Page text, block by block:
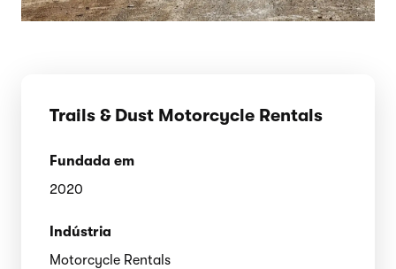
Trails & Dust Motorcycle Rentals
Fundada em
2020
Indústria
Motorcycle Rentals